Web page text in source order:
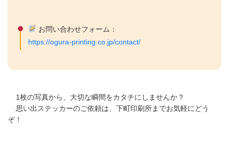
お問い合わせフォーム：
https://ogura-printing.co.jp/contact/
1枚の写真から、大切な瞬間をカタチにしませんか？
思い出ステッカーのご依頼は、下町印刷所までお気軽にどう
ぞ！